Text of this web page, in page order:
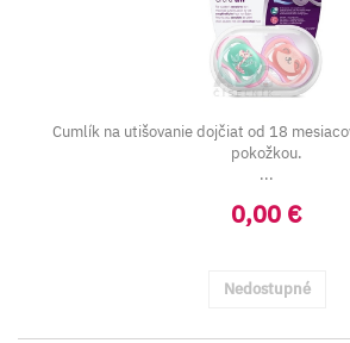
Cumlík na utišovanie dojčiat od 18
pokožkou.
...
0,00 €
Nedostupné